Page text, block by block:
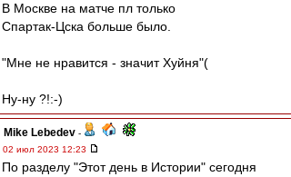
В Москве на матче пл только
Спартак-Цска больше было.
"Мне не нравится - значит Хуйня"(
Ну-ну ?!:-)
Mike Lebedev -
02 июл 2023 12:23
По разделу "Этот день в Истории" сегодня